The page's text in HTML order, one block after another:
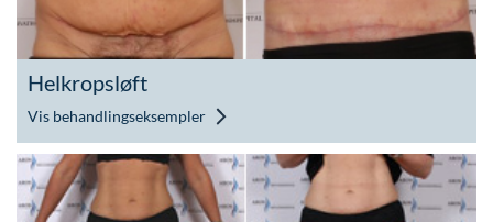
Helkropsløft
Vis behandlingseksempler